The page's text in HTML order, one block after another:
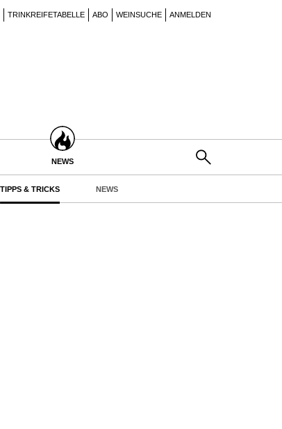
TRINKREIFETABELLE ABO WEINSUCHE ANMELDEN
NEWS
TIPPS & TRICKS NEWS